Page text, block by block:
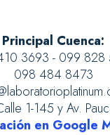
Principal Cuenca:
3693 - 099 828
098 484 8473
1-145 y Av.
en Google